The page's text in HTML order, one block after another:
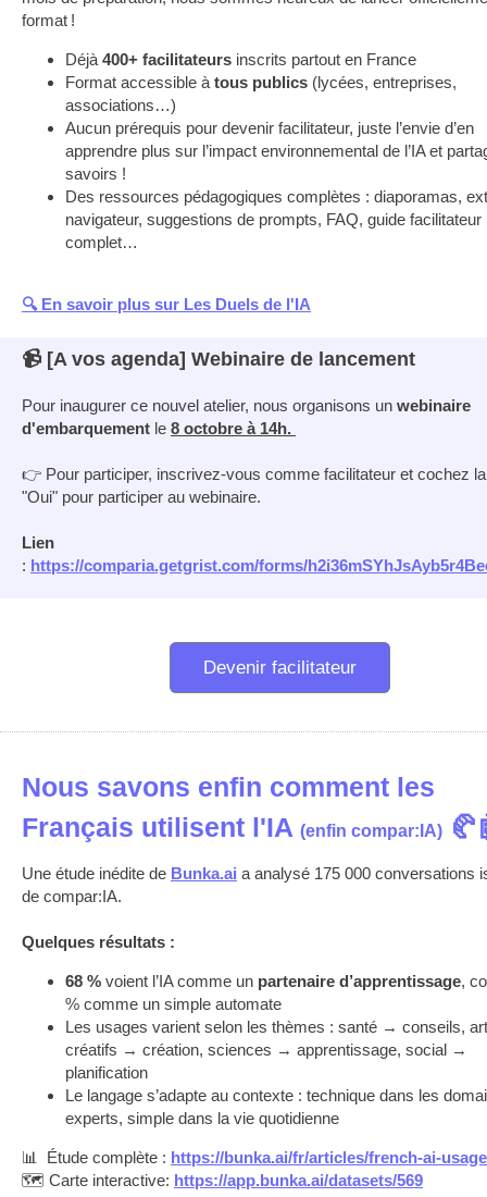
format !
Déjà 400+ facilitateurs inscrits partout en France
Format accessible à tous publics (lycées, entreprises,
associations…)
Aucun prérequis pour devenir facilitateur, juste l’envie d’en
apprendre plus sur l’impact environnemental de l’IA et
savoirs !
Des ressources pédagogiques complètes : diaporamas,
navigateur, suggestions de prompts, FAQ, guide facilitateur
complet…
🔍 En savoir plus sur Les Duels de l'IA
📹 [A vos agenda] Webinaire de lancement
Pour inaugurer ce nouvel atelier, nous organisons un webinaire
d'embarquement le 8 octobre à 14h.
👉 Pour participer, inscrivez-vous comme facilitateur et cochez
"Oui" pour participer au webinaire.
Lien
: https://comparia.getgrist.com/forms/
Devenir facilitateur
Nous savons enfin comment les
Français utilisent l'IA (enfin compar:IA)
Une étude inédite de Bunka.ai a analysé 175 000 conversations
de compar:IA.
Quelques résultats :
68 % voient l’IA comme un partenaire d’apprentissage,
% comme un simple automate
Les usages varient selon les thèmes : santé → conseils,
créatifs → création, sciences → apprentissage, social →
planification
Le langage s’adapte au contexte : technique dans les
experts, simple dans la vie quotidienne
📊 Étude complète : https://bunka.ai/fr/articles/french-ai-
🗺️ Carte interactive: https://app.bunka.ai/datasets/569